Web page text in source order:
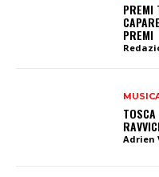
PREMI
PREMI
Adrien